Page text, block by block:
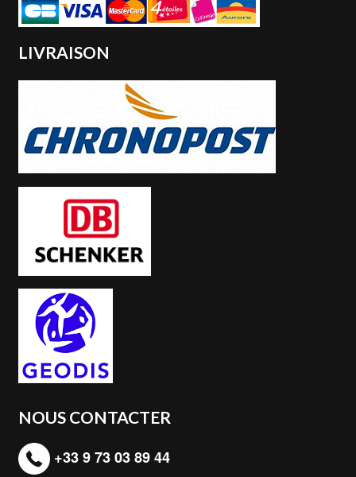
LIVRAISON
NOUS CONTACTER
+33 9 73 03 89 44